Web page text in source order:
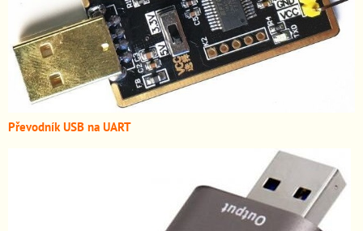
Převodník USB na UART